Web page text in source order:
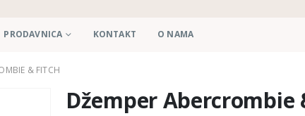
PRODAVNICA KONTAKT O NAMA
& FITCH
Džemper Abercrombie